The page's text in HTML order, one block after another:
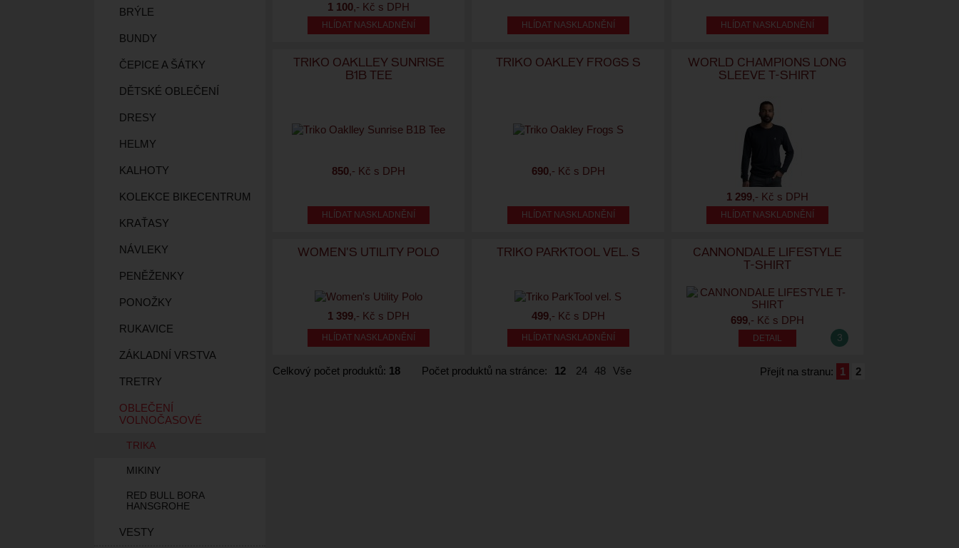
BRÝLE
BUNDY
ČEPICE A ŠÁTKY
DĚTSKÉ OBLEČENÍ
DRESY
HELMY
KALHOTY
KOLEKCE BIKECENTRUM
KRAŤASY
NÁVLEKY
PENĚŽENKY
PONOŽKY
RUKAVICE
ZÁKLADNÍ VRSTVA
TRETRY
OBLEČENÍ
VOLNOČASOVÉ
TRIKA
MIKINY
RED BULL BORA
HANSGROHE
VESTY
1 100,- Kč s DPH
HLÍDAT NASKLADNĚNÍ HLÍDAT NASKLADNĚNÍ HLÍDAT NASKLADNĚNÍ
TRIKO OAKLLEY SUNRISE
B1B TEE
850,- Kč s DPH
HLÍDAT NASKLADNĚNÍ
TRIKO OAKLEY FROGS S
690,- Kč s DPH
HLÍDAT NASKLADNĚNÍ
WORLD CHAMPIONS LONG
SLEEVE T-SHIRT
1 299,- Kč s DPH
HLÍDAT NASKLADNĚNÍ
WOMEN'S UTILITY POLO
1 399,- Kč s DPH
HLÍDAT NASKLADNĚNÍ
TRIKO PARKTOOL VEL. S
499,- Kč s DPH
HLÍDAT NASKLADNĚNÍ
CANNONDALE LIFESTYLE
T-SHIRT
699,- Kč s DPH
3
Celkový počet produktů: 18 Počet produktů na stránce: 12 24 48 Vše Přejít na stranu: 1 2